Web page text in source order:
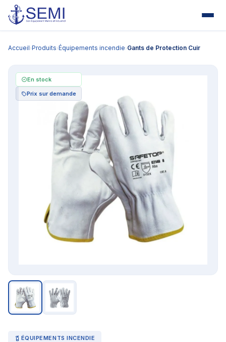
Accueil›Produits›Équipements incendie›Gants de Protection Cuir
En stock
Prix sur demande
ÉQUIPEMENTS INCENDIE